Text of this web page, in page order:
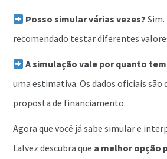
Posso simular várias vezes? Sim.
recomendado testar diferentes
A simulação vale por quanto
uma estimativa. Os dados oficiais são
proposta de financiamento.
Agora que você já sabe simular e
talvez descubra que a melhor opção